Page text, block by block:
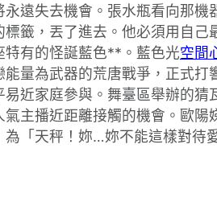
遠失去機會。張水瓶看向那機
籤，丟了進去。他必須用自己
特有的怪誕藍色**。藍色光空間
量為武器的荒唐戰爭，正式打
近家庭參與。舞臺區舉辦的猜
主播近距離接觸的機會。歐
「天秤！妳…妳不能這樣對待